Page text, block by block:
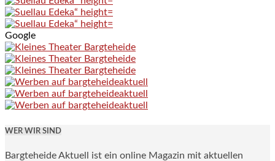
Google
WER WIR SIND
Bargteheide Aktuell ist ein online Magazin mit aktuellen